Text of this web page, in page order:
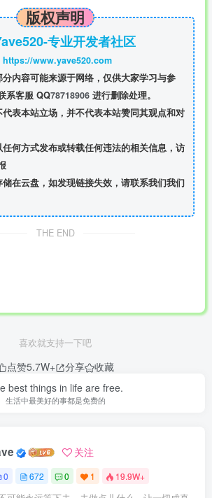
版权声明
专业开发者社区
https://www.yave520.com
内容可能来源于网络，仅供大家学习与参
系客服 QQ78718906 进行删除处理。
表本站立场，并不代表本站赞同其观点和对
何方式发布或转载任何违法的相关信息，访
在云盘，如发现链接失效，请联系我们我们
THE END
喜欢就支持一下吧
点赞5.7W+ 分享
收藏
best things in life are free.
生活中最美好的事都是免费的
关注
0 672 0 1 19.9W+